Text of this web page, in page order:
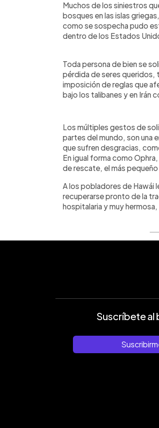
Muchos de los siniestros
bosques en las islas
como se sospecha pudo
dentro de los Estados
Toda persona de bien se
pérdida de seres
imposición de reglas que
bajo los talibanes y en Irán
Los múltiples gestos de
partes del mundo, son una
que sufren desgracias,
En igual forma como
de rescate, el más
A los pobladores de Hawái
recuperarse pronto de la
hospitalaria y muy
Suscríbete al